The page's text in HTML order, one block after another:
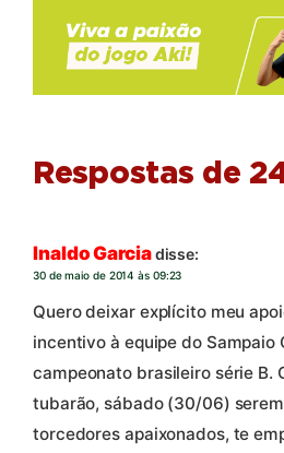
Respostas de
Inaldo Garciadisse:
30 de maio de 2014 às 09:23
Quero deixar explícito meu
incentivo à equipe do Sampaio
campeonato brasileiro série B.
tubarão, sábado (30/06)
torcedores apaixonados, te